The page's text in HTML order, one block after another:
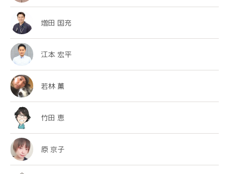
増田 国充
江本 宏平
若林 薫
竹田 恵
原 京子